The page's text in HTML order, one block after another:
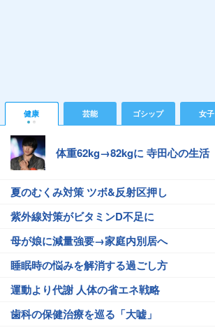
健康 芸能 ゴシップ 女子
体重62kg→82kgに 寺田心の生活
夏のむくみ対策 ツボ&反射区押し
紫外線対策がビタミンD不足に
母が娘に減量強要→家庭内別居へ
睡眠時の悩みを解消する過ごし方
運動より代謝 人体の省エネ戦略
歯科の保健治療を巡る「大嘘」